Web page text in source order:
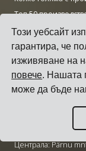
Този уебсайт
гарантира, че
изживяване на
повече. Нашата
може да бъде
Топ 50
AWS vs Azure vs
Брой центрове за
© 2026
Регистрирана като
Рег. No: 14545832.
Централа: Pärnu